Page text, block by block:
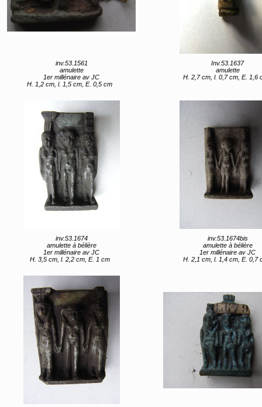
inv.53.1561
amulette
1er millénaire av JC
H. 1,2 cm, l. 1,5 cm, E. 0,5 cm
Inv.53.1637
amulette
H. 2,7 cm, l. 0,7 cm, E. 1,6
inv.53.1674
amulette à bélière
1er millénaire av JC
H. 3,5 cm, l. 2,2 cm, E. 1 cm
inv.53.1674bis
amulette à bélière
1er millénaire av JC
H. 2,1 cm, l. 1,4 cm, E. 0,7